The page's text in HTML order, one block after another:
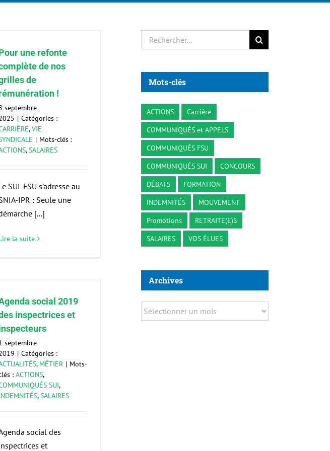
une refonte
de nos
de
!
septembre
| Catégories :
,VIE
| Mots-clés :
,SALAIRES
SUI-FSU s'adresse au
IPR : Seule une
[...]
la suite
social 2019
inspectrices et
septembre
| Catégories :
, MÉTIER | Mots-
: ACTIONS,
SUI,
,SALAIRES
social des
et
Rechercher:
Mots-clés
ACTIONS
Carrière
COMMUNIQUÉS et APPELS
COMMUNIQUÉS FSU
COMMUNIQUÉS SUI
CONCOURS
DÉBATS
FORMATION
INDEMNITÉS
MOUVEMENT
Promotions
RETRAITE(E)S
SALAIRES
VOS ÉLUES
Archives
Archives